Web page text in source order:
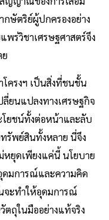
ษัตริย์ผู้ปกครองอย่าง
พร่วิชาเศรษฐศาสตร์จึง
ย
ครงฯ เป็นสิ่งที่ชนชั้น
ลี่ยนแปลงทางเศรษฐกิจ
ยชน์ทั้งต่อหน้าและลับ
รัพย์สินทั้งหลาย นี่จึง
หยุดเพียงแค่นี้ นโยบาย
ดมการณ์และความคิด
จะทำให้อุดมการณ์
ถุในมืออย่างแท้จริง